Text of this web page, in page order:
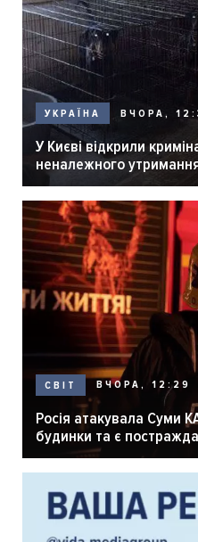
УКРАЇНА ВЧОРА,
У Києві відкрили
неналежного
розпліднику
СВІТ ВЧОРА, 12:29
Росія атакувала Суми
будинки та є